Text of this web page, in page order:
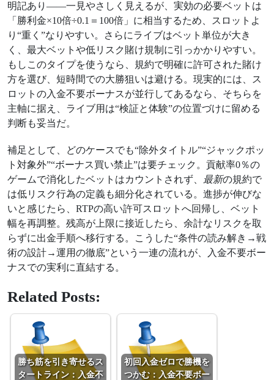
明記あり——一見やさしく見えるが、実効の必要ベットは
「勝利金×10倍÷0.1＝100倍」に相当するため、スロットよ
り“重く”なりやすい。さらにライブはベット単位が大き
く、最大ベットや低リスク賭け規制に引っかかりやすい。
もしこのタイプを使うなら、規約で明確に許可された賭け
方を選び、短時間での大勝狙いは避ける。現実的には、ス
ロットの入金不要ボーナスが並行してあるなら、そちらを
主軸に据え、ライブ用は“検証と体験”の位置づけに留める
判断も妥当だ。
補足として、どのケースでも“除外タイトル”“ジャックポッ
ト対象外”“ボーナス買い禁止”は要チェック。貢献率0％の
ゲームで消化したベットはカウントされず、
最新の規約で
は低リスク行為の定義も細分化されている。進捗が伸びな
いと感じたら、RTPの高い許可スロットへ回帰し、ベット
幅を再調整。残高が上限に接近したら、余計なリスクを取
らずに出金手順へ移行する。こうした“条件の読み解き→戦
術の設計→運用の徹底”という一連の流れが、入金不要ボー
ナスでの実利に直結する。
Related Posts:
勝ち筋を引き寄せるス
タートライン：入金不
初回入金ゼロで勝機を
つかむ：入金不要ボー